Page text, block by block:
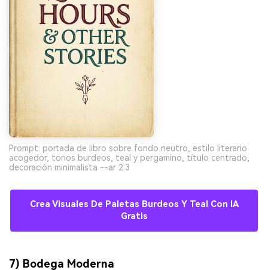
Prompt: portada de libro sobre fondo neutro, estilo literario
acogedor, tonos burdeos, teal y pergamino, título centrado,
decoración minimalista --ar 2:3
Crea Visuales De Paletas Burdeos Y Teal Con IA
Gratis
7) Bodega Moderna